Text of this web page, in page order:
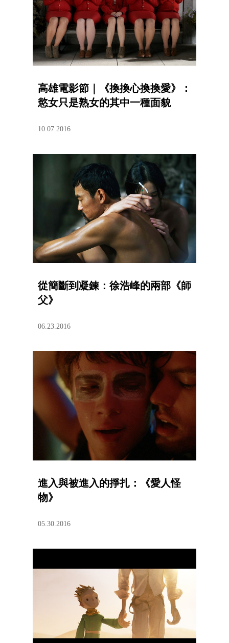
高雄電影節｜《換換心換換愛》：
慾女只是熟女的其中一種面貌
10.07.2016
從簡斷到凝鍊：徐浩峰的兩部《師
父》
06.23.2016
進入與被進入的掙扎：《愛人怪
物》
05.30.2016